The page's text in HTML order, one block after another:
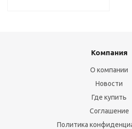
Компания
О компании
Новости
Где купить
Соглашение
Политика